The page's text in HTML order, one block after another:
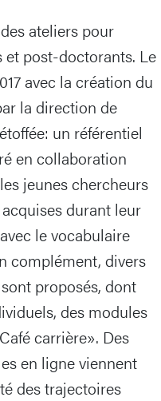
ateliers pour
post-doctorants. Le
avec la création du
la direction de
étoffée: un référentiel
en collaboration
jeunes chercheurs
durant leur
le vocabulaire
complément, divers
proposés, dont
des modules
carrière». Des
en ligne viennent
des trajectoires